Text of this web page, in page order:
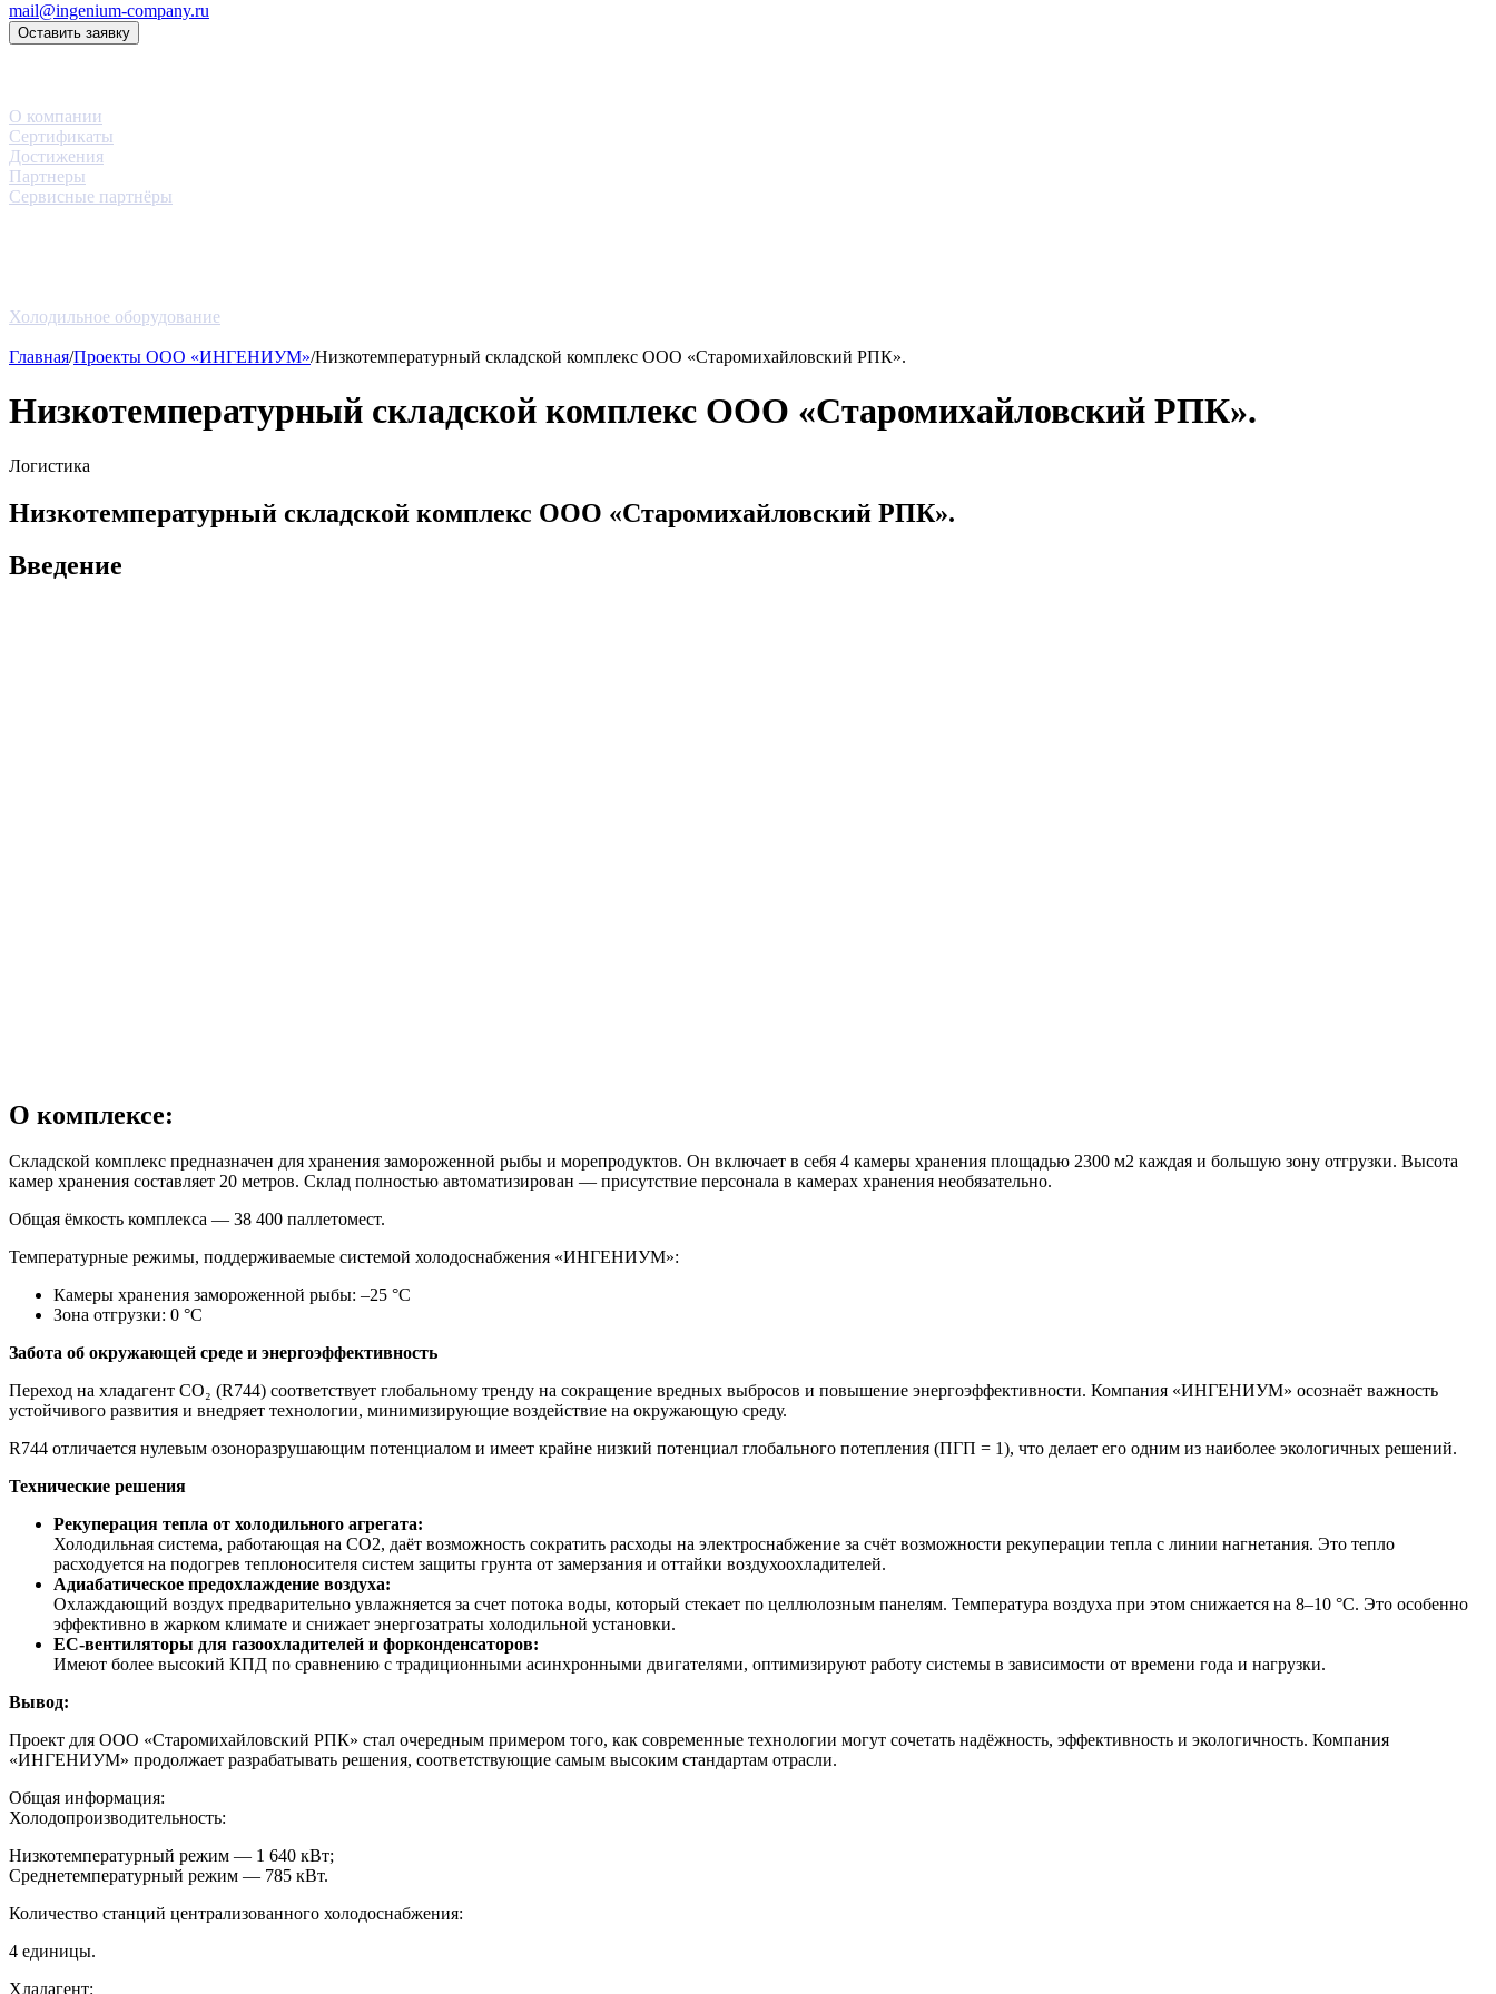
mail@ingenium-company.ru
Оставить заявку
О компании
Сертификаты
Достижения
Партнеры
Сервисные партнёры
Холодильное оборудование
Главная/Проекты ООО «ИНГЕНИУМ»/Низкотемпературный складской комплекс ООО «Старомихайловский РПК».
Низкотемпературный складской комплекс ООО «Старомихайловский РПК».
Логистика
Низкотемпературный складской комплекс ООО «Старомихайловский РПК».
Введение
О комплексе:
Складской комплекс предназначен для хранения замороженной рыбы и морепродуктов. Он включает в себя 4 камеры хранения площадью 2300 м2 каждая и большую зону отгрузки. Высота
камер хранения составляет 20 метров. Склад полностью автоматизирован — присутствие персонала в камерах хранения необязательно.
Общая ёмкость комплекса — 38 400 паллетомест.
Температурные режимы, поддерживаемые системой холодоснабжения «ИНГЕНИУМ»:
Камеры хранения замороженной рыбы: –25 °C
Зона отгрузки: 0 °C
Забота об окружающей среде и энергоэффективность
Переход на хладагент CO₂ (R744) соответствует глобальному тренду на сокращение вредных выбросов и повышение энергоэффективности. Компания «ИНГЕНИУМ» осознаёт важность
устойчивого развития и внедряет технологии, минимизирующие воздействие на окружающую среду.
R744 отличается нулевым озоноразрушающим потенциалом и имеет крайне низкий потенциал глобального потепления (ПГП = 1), что делает его одним из наиболее экологичных решений.
Технические решения
Рекуперация тепла от холодильного агрегата:
Холодильная система, работающая на СО2, даёт возможность сократить расходы на электроснабжение за счёт возможности рекуперации тепла с линии нагнетания. Это тепло
расходуется на подогрев теплоносителя систем защиты грунта от замерзания и оттайки воздухоохладителей.
Адиабатическое предохлаждение воздуха:
Охлаждающий воздух предварительно увлажняется за счет потока воды, который стекает по целлюлозным панелям. Температура воздуха при этом снижается на 8–10 °C. Это особенно
эффективно в жарком климате и снижает энергозатраты холодильной установки.
EC-вентиляторы для газоохладителей и форконденсаторов:
Имеют более высокий КПД по сравнению с традиционными асинхронными двигателями, оптимизируют работу системы в зависимости от времени года и нагрузки.
Вывод:
Проект для ООО «Старомихайловский РПК» стал очередным примером того, как современные технологии могут сочетать надёжность, эффективность и экологичность. Компания
«ИНГЕНИУМ» продолжает разрабатывать решения, соответствующие самым высоким стандартам отрасли.
Общая информация:
Холодопроизводительность:
Низкотемпературный режим — 1 640 кВт;
Среднетемпературный режим — 785 кВт.
Количество станций централизованного холодоснабжения:
4 единицы.
Хладагент: